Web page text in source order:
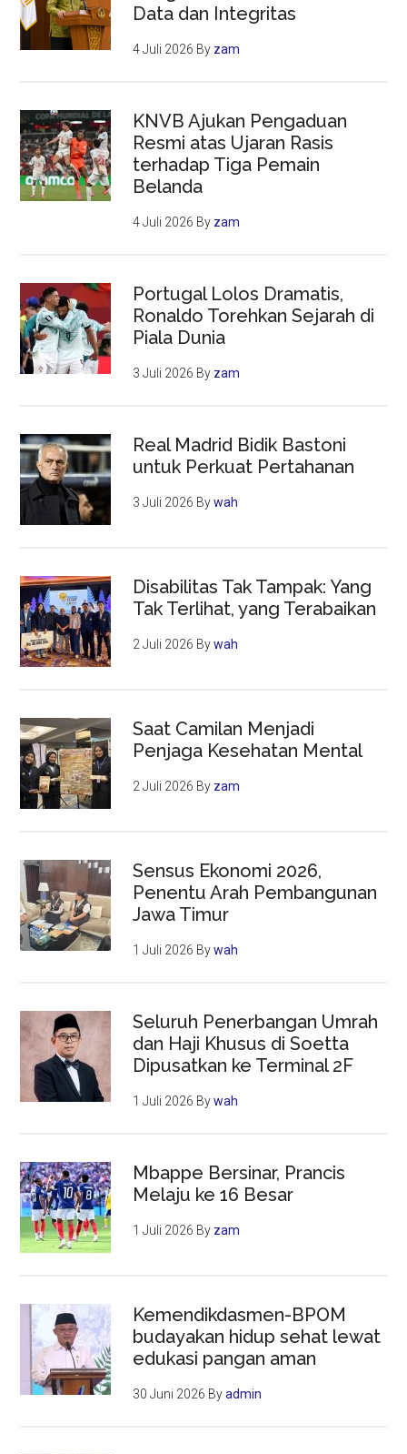
Data dan Integritas
4 Juli 2026 By zam
KNVB Ajukan Pengaduan
Resmi atas Ujaran Rasis
terhadap Tiga Pemain
Belanda
4 Juli 2026 By zam
Portugal Lolos Dramatis,
Ronaldo Torehkan Sejarah di
Piala Dunia
3 Juli 2026 By zam
Real Madrid Bidik Bastoni
untuk Perkuat Pertahanan
3 Juli 2026 Bywah
Disabilitas Tak Tampak: Yang
Tak Terlihat, yang Terabaikan
2 Juli 2026 Bywah
Saat Camilan Menjadi
Penjaga Kesehatan Mental
2 Juli 2026 By zam
Sensus Ekonomi 2026,
Penentu Arah Pembangunan
Jawa Timur
1 Juli 2026 Bywah
Seluruh Penerbangan Umrah
dan Haji Khusus di Soetta
Dipusatkan ke Terminal 2F
1 Juli 2026 Bywah
Mbappe Bersinar, Prancis
Melaju ke 16 Besar
1 Juli 2026 By zam
Kemendikdasmen-BPOM
budayakan hidup sehat lewat
edukasi pangan aman
30 Juni 2026 Byadmin